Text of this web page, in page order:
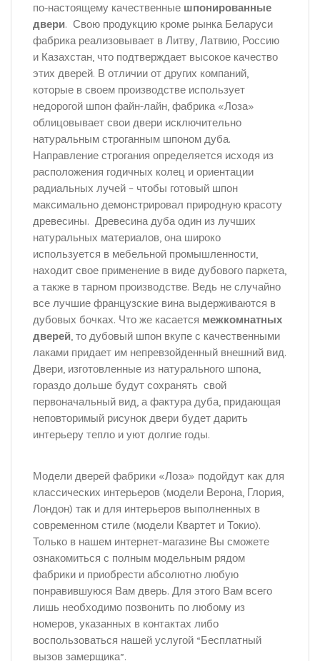
по-настоящему качественные шпонированные
двери. Свою продукцию кроме рынка Беларуси
фабрика реализовывает в Литву, Латвию, Россию
и Казахстан, что подтверждает высокое качество
этих дверей. В отличии от других компаний,
которые в своем производстве использует
недорогой шпон файн-лайн, фабрика «Лоза»
облицовывает свои двери исключительно
натуральным строганным шпоном дуба.
Направление строгания определяется исходя из
расположения годичных колец и ориентации
радиальных лучей – чтобы готовый шпон
максимально демонстрировал природную красоту
древесины. Древесина дуба один из лучших
натуральных материалов, она широко
используется в мебельной промышленности,
находит свое применение в виде дубового паркета,
а также в тарном производстве. Ведь не случайно
все лучшие французские вина выдерживаются в
дубовых бочках. Что же касается межкомнатных
дверей, то дубовый шпон вкупе с качественными
лаками придает им непревзойденный внешний вид.
Двери, изготовленные из натурального шпона,
гораздо дольше будут сохранять свой
первоначальный вид, а фактура дуба, придающая
неповторимый рисунок двери будет дарить
интерьеру тепло и уют долгие годы.
Модели дверей фабрики «Лоза» подойдут как для
классических интерьеров (модели Верона, Глория,
Лондон) так и для интерьеров выполненных в
современном стиле (модели Квартет и Токио).
Только в нашем интернет-магазине Вы сможете
ознакомиться с полным модельным рядом
фабрики и приобрести абсолютно любую
понравившуюся Вам дверь. Для этого Вам всего
лишь необходимо позвонить по любому из
номеров, указанных в контактах либо
воспользоваться нашей услугой “Бесплатный
вызов замерщика”.